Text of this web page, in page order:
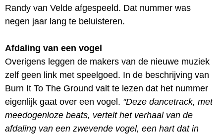
Randy van Velde afgespeeld. Dat nummer was
negen jaar lang te beluisteren.
Afdaling van een vogel
Overigens leggen de makers van de nieuwe muziek
zelf geen link met speelgoed. In de beschrijving van
Burn It To The Ground valt te lezen dat het nummer
eigenlijk gaat over een vogel. "Deze dancetrack, met
meedogenloze beats, vertelt het verhaal van de
afdaling van een zwevende vogel, een hart dat in